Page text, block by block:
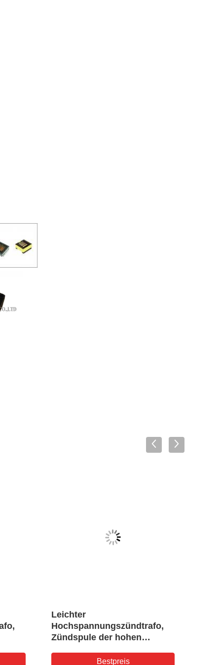
Leichter
Hochspannungszündtrafo,
Zündspule der hohen
Bestpreis